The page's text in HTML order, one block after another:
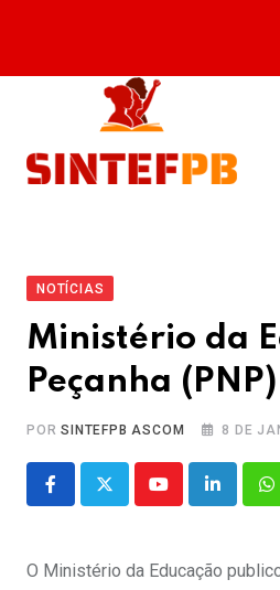
content
NOTÍCIAS
Ministério da
Peçanha
PORSINTEFPB ASCOM 8 DE
YoutubeLinkedIn
O Ministério da Educação